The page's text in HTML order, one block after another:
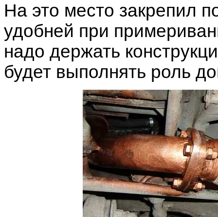
На это место закрепил
удобней при
надо держать
будет выполнять роль